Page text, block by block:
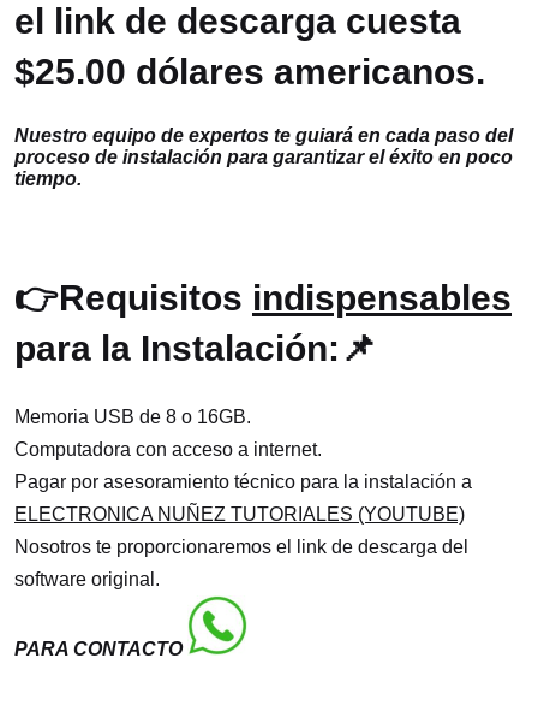
el link de descarga cuesta
$25.00 dólares americanos.
Nuestro equipo de expertos te guiará en cada paso del
proceso de instalación para garantizar el éxito en poco
tiempo.
👉Requisitos indispensables
para la Instalación:📌
Memoria USB de 8 o 16GB.
Computadora con acceso a internet.
Pagar por asesoramiento técnico para la instalación a
ELECTRONICA NUÑEZ TUTORIALES (YOUTUBE)
Nosotros te proporcionaremos el link de descarga del
software original.
PARA CONTACTO